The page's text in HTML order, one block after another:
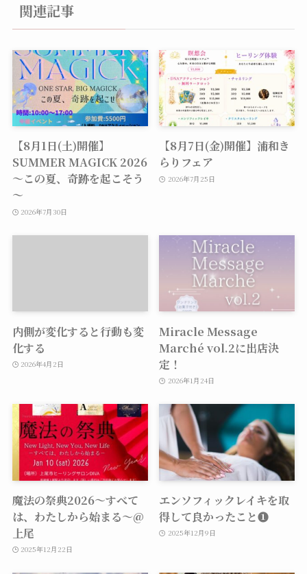
関連記事
【8月1日(土)開催】
SUMMER MAGICK 2026
～この夏、奇跡を起こそう
～
2026年7月30日
【8月7日(金)開催】浦和き
らりフェア
2026年7月25日
内側が変化すると行動も変
化する
2026年4月2日
Miracle Message
Marché vol.2に出店決
定！
2026年1月24日
魔法の祭典2026〜すべて
は、わたしから始まる〜@
上尾
2025年12月22日
エンソフィックレイキを取
得して良かったこと❶
2025年12月9日